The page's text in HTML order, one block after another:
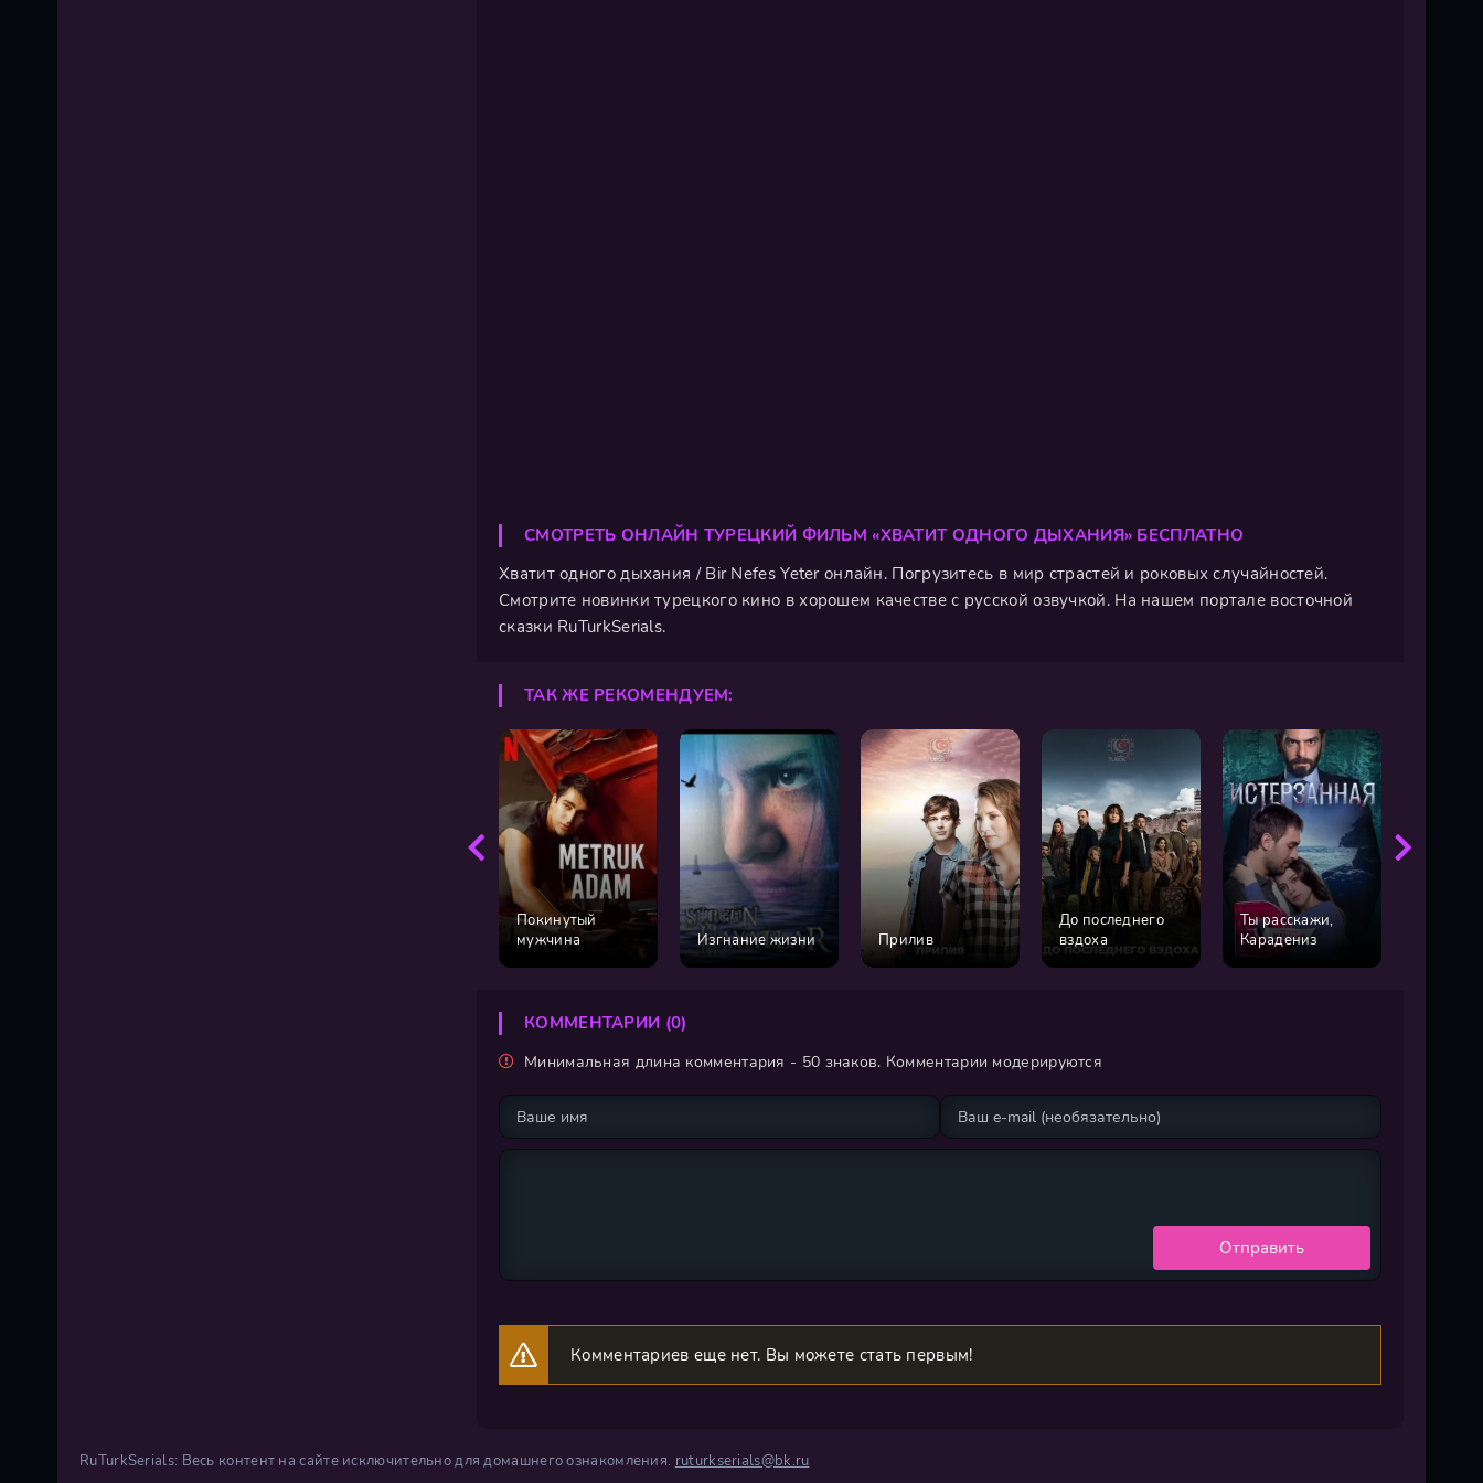
СМОТРЕТЬ ОНЛАЙН ТУРЕЦКИЙ ФИЛЬМ «ХВАТИТ ОДНОГО ДЫХАНИЯ» БЕСПЛАТНО
Хватит одного дыхания / Bir Nefes Yeter онлайн. Погрузитесь в мир страстей и роковых случайностей.
Смотрите новинки турецкого кино в хорошем качестве с русской озвучкой. На нашем портале восточной
сказки RuTurkSerials.
ТАК ЖЕ РЕКОМЕНДУЕМ:
Покинутый
мужчина
Изгнание жизни Прилив
До последнего
вздоха
Ты расскажи,
Карадениз
КОММЕНТАРИИ (0)
Минимальная длина комментария - 50 знаков. Комментарии модерируются
Отправить
Комментариев еще нет. Вы можете стать первым!
RuTurkSerials: Весь контент на сайте исключительно для домашнего ознакомления. ruturkserials@bk.ru